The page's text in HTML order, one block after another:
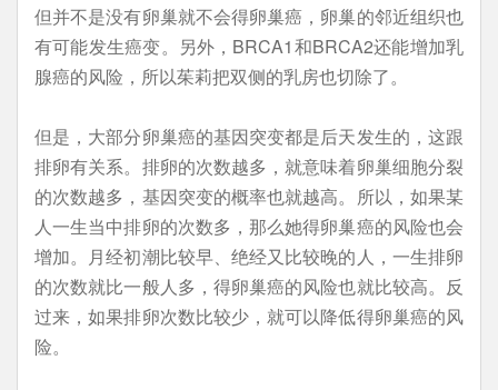
但并不是没有卵巢就不会得卵巢癌，卵巢的邻近组织也
有可能发生癌变。另外，BRCA1和BRCA2还能增加乳
腺癌的风险，所以茱莉把双侧的乳房也切除了。
但是，大部分卵巢癌的基因突变都是后天发生的，这跟
排卵有关系。排卵的次数越多，就意味着卵巢细胞分裂
的次数越多，基因突变的概率也就越高。所以，如果某
人一生当中排卵的次数多，那么她得卵巢癌的风险也会
增加。月经初潮比较早、绝经又比较晚的人，一生排卵
的次数就比一般人多，得卵巢癌的风险也就比较高。反
过来，如果排卵次数比较少，就可以降低得卵巢癌的风
险。